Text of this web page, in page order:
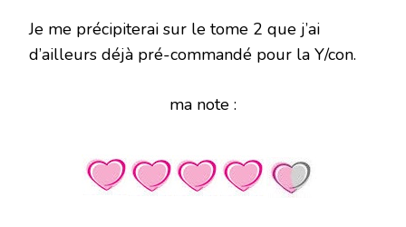
Je me précipiterai sur le tome 2 que j’ai
d’ailleurs déjà pré-commandé pour la Y/con.
ma note :